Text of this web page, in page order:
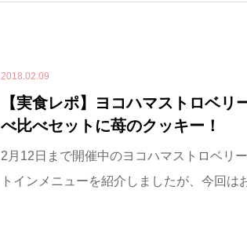
2018.02.09
【実食レポ】ヨコハマストロベ
べ比べセットに苺のクッキー！
2月12日まで開催中のヨコハマストロベリ
トインメニューを紹介しましたが、今回は